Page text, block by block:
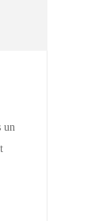
un